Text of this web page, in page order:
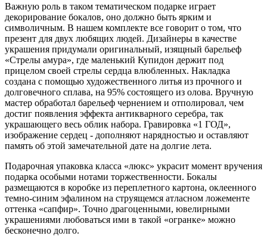
Важную роль в таком тематическом подарке играет
декорирование бокалов, оно должно быть ярким и
символичным. В нашем комплекте все говорит о том, что
презент для двух любящих людей. Дизайнеры в качестве
украшения придумали оригинальный, изящный барельеф
«Стрелы амура», где маленький Купидон держит под
прицелом своей стрелы сердца влюбленных. Накладка
создана с помощью художественного литья из прочного и
долговечного сплава, на 95% состоящего из олова. Вручную
мастер обработал барельеф чернением и отполировал, чем
достиг появления эффекта антикварного серебра, так
украшающего весь облик набора. Гравировка «1 ГОД»,
изображение сердец - дополняют нарядностью и оставляют
память об этой замечательной дате на долгие лета.
Подарочная упаковка класса «люкс» украсит момент вручения
подарка особыми нотами торжественности. Бокалы
размещаются в коробке из переплетного картона, оклеенного
темно-синим эфалином на струящемся атласном ложементе
оттенка «сапфир». Точно драгоценными, ювелирными
украшениями любоваться ими в такой «огранке» можно
бесконечно долго.